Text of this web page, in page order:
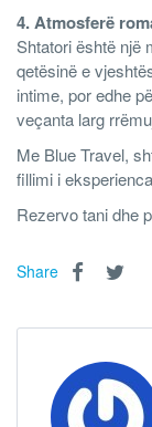
4. Atmosferë
Shtatori është një
qetësinë e
intime, por edhe
veçanta larg
Me Blue Travel,
fillimi i
Rezervo tani dhe
Share